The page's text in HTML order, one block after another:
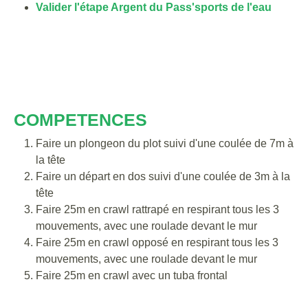
Valider l'étape Argent du Pass'sports de l'eau
COMPETENCES
Faire un plongeon du plot suivi d'une coulée de 7m à
la tête
Faire un départ en dos suivi d'une coulée de 3m à la
tête
Faire 25m en crawl rattrapé en respirant tous les 3
mouvements, avec une roulade devant le mur
Faire 25m en crawl opposé en respirant tous les 3
mouvements, avec une roulade devant le mur
Faire 25m en crawl avec un tuba frontal